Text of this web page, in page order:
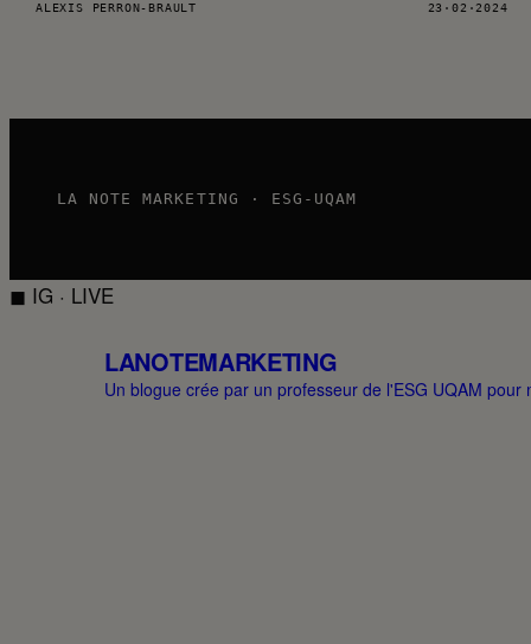
ALEXIS PERRON-BRAULT 23·02·2024
LA NOTE MARKETING · ESG-UQAM
◼ IG · LIVE
LANOTEMARKETING
Un blogue crée par un professeur de l'ESG UQAM